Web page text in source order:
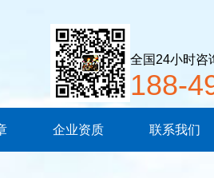
全国24小时咨
188-
企业资质 联系我们